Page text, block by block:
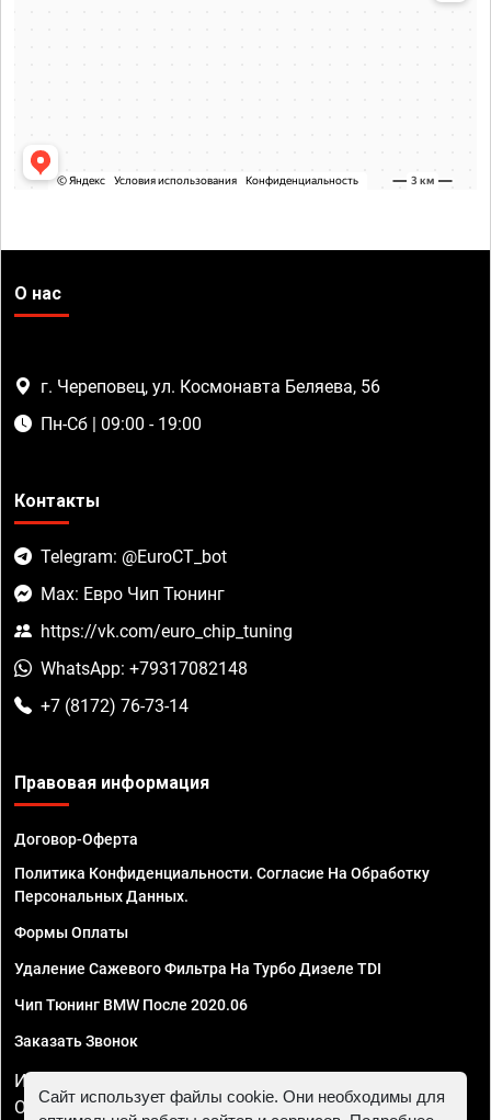
О нас
г. Череповец, ул. Космонавта Беляева, 56
Пн-Сб | 09:00 - 19:00
Контакты
Telegram: @EuroCT_bot
Max: Евро Чип Тюнинг
https://vk.com/euro_chip_tuning
WhatsApp: +79317082148
+7 (8172) 76-73-14
Правовая информация
Договор-Оферта
Политика Конфиденциальности. Согласие На Обработку
Персональных Данных.
Формы Оплаты
Удаление Сажевого Фильтра На Турбо Дизеле TDI
Чип Тюнинг BMW После 2020.06
Заказать Звонок
ИП Смирнов Георгий Павлович. ИНН 781302555843,
ОГРНИП 324470400032610
Сайт использует файлы cookie. Они необходимы для